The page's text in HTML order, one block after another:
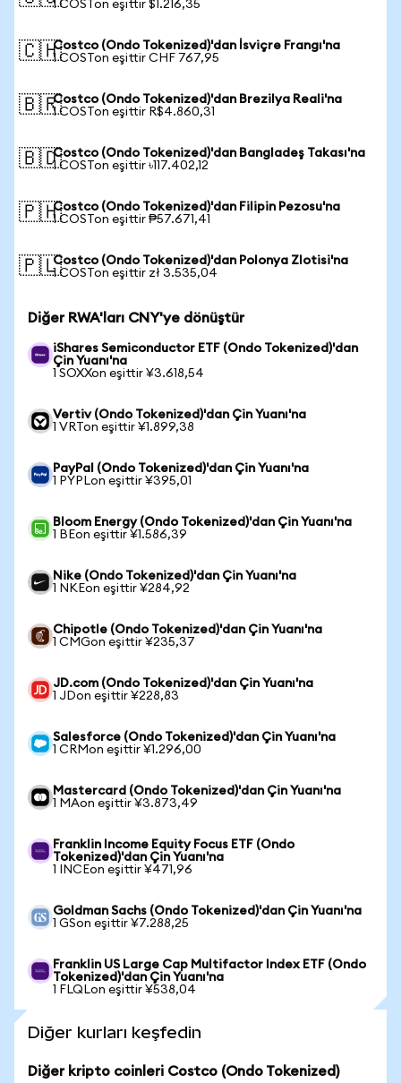
1 COSTon eşittir $1.216,35
🇨🇭Costco (Ondo Tokenized)'dan İsviçre Frangı'na
1 COSTon eşittir CHF 767,95
🇧🇷Costco (Ondo Tokenized)'dan Brezilya Reali'na
1 COSTon eşittir R$4.860,31
🇧🇩Costco (Ondo Tokenized)'dan Bangladeş Takası'na
1 COSTon eşittir ৳117.402,12
🇵🇭Costco (Ondo Tokenized)'dan Filipin Pezosu'na
1 COSTon eşittir ₱57.671,41
🇵🇱Costco (Ondo Tokenized)'dan Polonya Zlotisi'na
1 COSTon eşittir zł 3.535,04
Diğer RWA'ları CNY'ye dönüştür
iShares Semiconductor ETF (Ondo Tokenized)'dan
Çin Yuanı'na
1 SOXXon eşittir ¥3.618,54
Vertiv (Ondo Tokenized)'dan Çin Yuanı'na
1 VRTon eşittir ¥1.899,38
PayPal (Ondo Tokenized)'dan Çin Yuanı'na
1 PYPLon eşittir ¥395,01
Bloom Energy (Ondo Tokenized)'dan Çin Yuanı'na
1 BEon eşittir ¥1.586,39
Nike (Ondo Tokenized)'dan Çin Yuanı'na
1 NKEon eşittir ¥284,92
Chipotle (Ondo Tokenized)'dan Çin Yuanı'na
1 CMGon eşittir ¥235,37
JD.com (Ondo Tokenized)'dan Çin Yuanı'na
1 JDon eşittir ¥228,83
Salesforce (Ondo Tokenized)'dan Çin Yuanı'na
1 CRMon eşittir ¥1.296,00
Mastercard (Ondo Tokenized)'dan Çin Yuanı'na
1 MAon eşittir ¥3.873,49
Franklin Income Equity Focus ETF (Ondo
Tokenized)'dan Çin Yuanı'na
1 INCEon eşittir ¥471,96
Goldman Sachs (Ondo Tokenized)'dan Çin Yuanı'na
1 GSon eşittir ¥7.288,25
Franklin US Large Cap Multifactor Index ETF (Ondo
Tokenized)'dan Çin Yuanı'na
1 FLQLon eşittir ¥538,04
Diğer kurları keşfedin
Diğer kripto coinleri Costco (Ondo Tokenized)